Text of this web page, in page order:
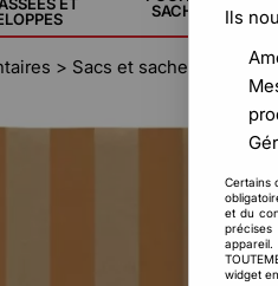
SACHERIE
> Sacs et sachets Sac
Ils
Certains
et du
widget